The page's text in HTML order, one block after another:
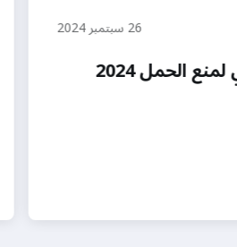
26 سبتمبر 2024
الحمل 2024